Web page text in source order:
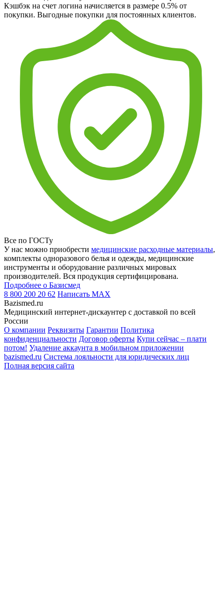
Кэшбэк на счет логина начисляется в размере 0.5% от
покупки. Выгодные покупки для постоянных клиентов.
Все по ГОСТу
У нас можно приобрести медицинские расходные материалы,
комплекты одноразового белья и одежды, медицинские
инструменты и оборудование различных мировых
производителей. Вся продукция сертифицирована.
Подробнее о Базисмед
8 800 200 20 62 Написать MAX
Bazismed.ru
Медицинский интернет-дискаунтер с доставкой по всей
России
О компании Реквизиты Гарантии Политика
конфиденциальности Договор оферты Купи сейчас – плати
потом! Удаление аккаунта в мобильном приложении
bazismed.ru Система лояльности для юридических лиц
Полная версия сайта